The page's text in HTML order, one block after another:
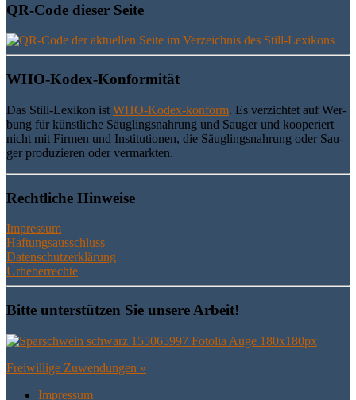
QR-Code die­ser Seite
WHO-Kodex-Kon­for­mi­tät
Das Still-Lexi­kon ist WHO-Kodex-kon­form. Es ver­zich­tet auf Wer­
bung für künst­li­che Säug­lings­nah­rung und Sau­ger und koope­riert
nicht mit Fir­men und Insti­tu­tio­nen, die Säug­lings­nah­rung oder Sau­
ger pro­du­zie­ren oder vermarkten.
Recht­li­che Hinweise
Impressum
Haftungsausschluss
Datenschutzerklärung
Urheberrechte
Bit­te unter­stüt­zen Sie unse­re Arbeit!
Frei­wil­li­ge Zuwendungen »
Impres­sum